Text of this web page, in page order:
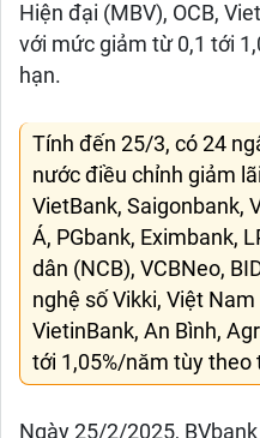
Hiện đại (MBV), OCB,
với mức giảm từ 0,1 tới
hạn.
Tính đến 25/3, có 24
nước điều chỉnh giảm
VietBank, Saigonbank,
Á, PGbank, Eximbank,
dân (NCB), VCBNeo,
nghệ số Vikki, Việt
VietinBank, An Bình,
tới 1,05%/năm tùy theo
Ngày 25/2/2025,